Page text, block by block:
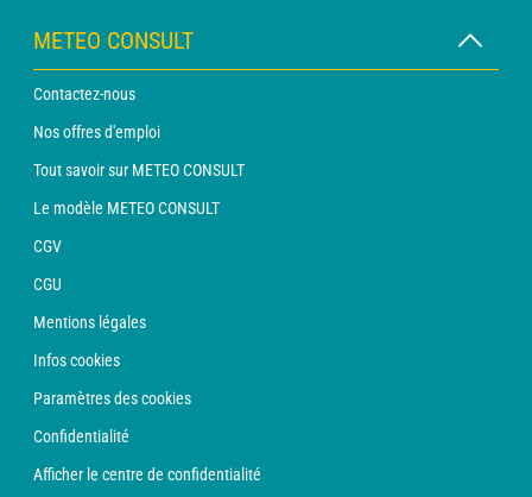
METEO CONSULT
Contactez-nous
Nos offres d'emploi
Tout savoir sur METEO CONSULT
Le modèle METEO CONSULT
CGV
CGU
Mentions légales
Infos cookies
Paramètres des cookies
Confidentialité
Afficher le centre de confidentialité